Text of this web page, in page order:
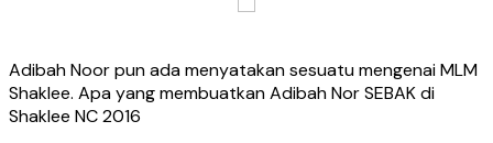
Adibah Noor pun ada menyatakan sesuatu mengenai MLM
Shaklee. Apa yang membuatkan Adibah Nor SEBAK di
Shaklee NC 2016